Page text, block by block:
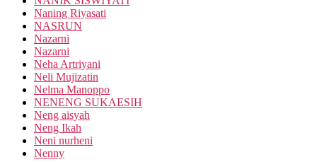
Naning Riyasati
NASRUN
Nazarni
Nazarni
Neha Artriyani
Neli Mujizatin
Nelma Manoppo
NENENG SUKAESIH
Neng aisyah
Neng Ikah
Neni nurheni
Nenny